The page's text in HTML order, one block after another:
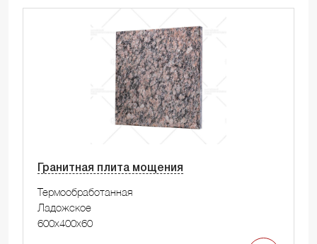
Гранитная плита мощения
Термообработанная
Ладожское
600x400x60